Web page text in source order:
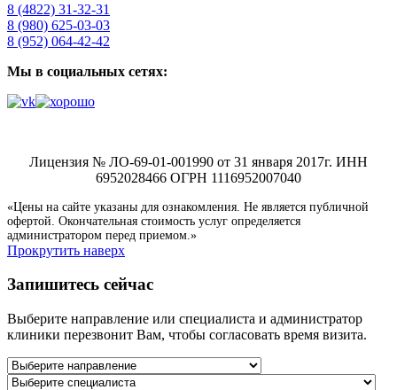
8 (4822) 31-32-31
8 (980) 625-03-03
8 (952) 064-42-42
Мы в социальных сетях:
Лицензия № ЛО-69-01-001990 от 31 января 2017г. ИНН
6952028466 ОГРН 1116952007040
«Цены на сайте указаны для ознакомления. Не является публичной
офертой. Окончательная стоимость услуг определяется
администратором перед приемом.»
Прокрутить наверх
Запишитесь сейчас
Выберите направление или специалиста и администратор
клиники перезвонит Вам, чтобы согласовать время визита.